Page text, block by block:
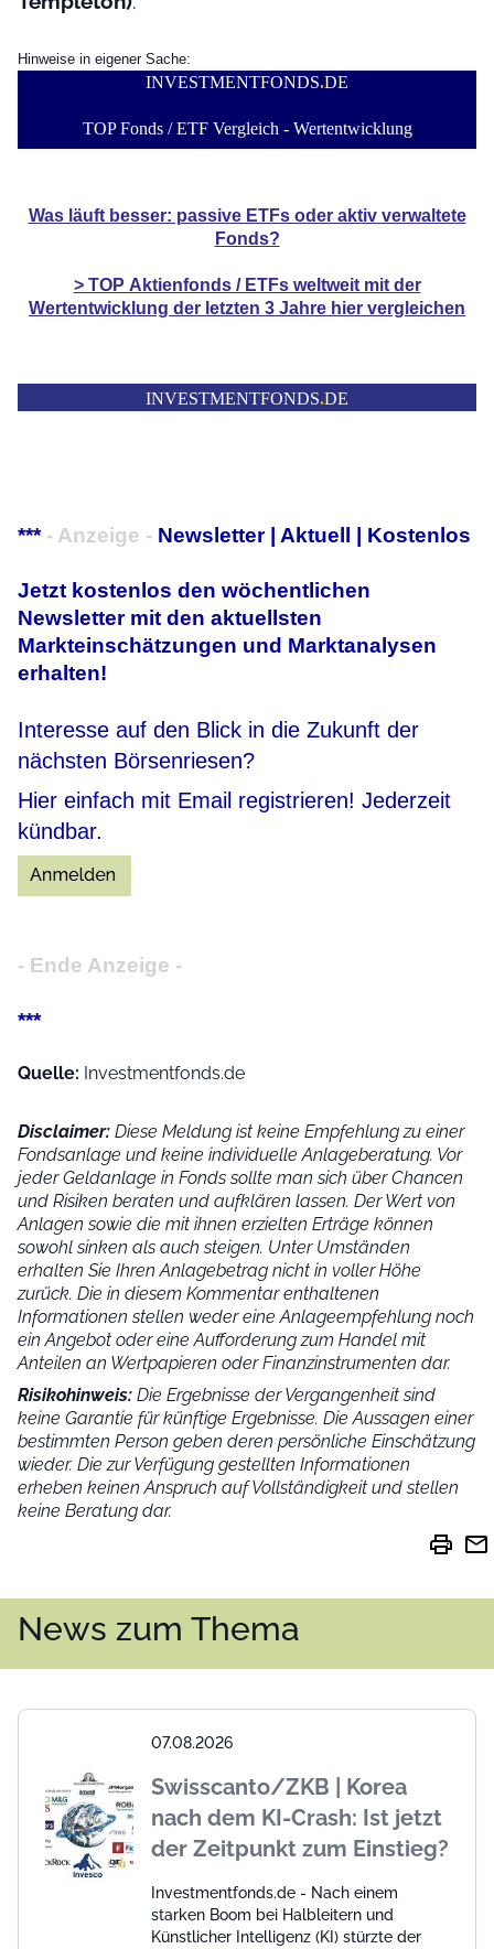
Hinweise in eigener Sache:
INVESTMENTFONDS.DE
TOP Fonds / ETF Vergleich - Wertentwicklung
Was läuft besser: passive ETFs oder aktiv verwaltete
Fonds?
> TOP Aktienfonds / ETFsweltweit mit der
Wertentwicklung der letzten 3 Jahre hier vergleichen
INVESTMENTFONDS.DE
*** - Anzeige - Newsletter | Aktuell | Kostenlos
Jetzt kostenlos den wöchentlichen
Newsletter mit den aktuellsten
Markteinschätzungen und Marktanalysen
erhalten!
Interesse auf den Blick in die Zukunft der
nächsten Börsenriesen?
Hier einfach mit Email registrieren! Jederzeit
kündbar.
- Ende Anzeige -
***
Quelle: Investmentfonds.de
Disclaimer: Diese Meldung ist keine Empfehlung zu einer
Fondsanlage und keine individuelle Anlageberatung. Vor
jeder Geldanlage in Fonds sollte man sich über Chancen
und Risiken beraten und aufklären lassen. Der Wert von
Anlagen sowie die mit ihnen erzielten Erträge können
sowohl sinken als auch steigen. Unter Umständen
erhalten Sie Ihren Anlagebetrag nicht in voller Höhe
zurück. Die in diesem Kommentar enthaltenen
Informationen stellen weder eine Anlageempfehlung noch
ein Angebot oder eine Aufforderung zum Handel mit
Anteilen an Wertpapieren oder Finanzinstrumenten dar.
Risikohinweis: Die Ergebnisse der Vergangenheit sind
keine Garantie für künftige Ergebnisse. Die Aussagen einer
bestimmten Person geben deren persönliche Einschätzung
wieder. Die zur Verfügung gestellten Informationen
erheben keinen Anspruch auf Vollständigkeit und stellen
keine Beratung dar.
print mail
News zum Thema
07.08.2026
Swisscanto/ZKB | Korea
nach dem KI-Crash: Ist jetzt
der Zeitpunkt zum Einstieg?
Investmentfonds.de - Nach einem
starken Boom bei Halbleitern und
Künstlicher Intelligenz (KI) stürzte der